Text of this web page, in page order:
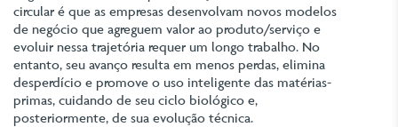
circular é que as empresas desenvolvam novos modelos
de negócio que agreguem valor ao produto/serviço e
evoluir nessa trajetória requer um longo trabalho. No
entanto, seu avanço resulta em menos perdas, elimina
desperdício e promove o uso inteligente das matérias-
primas, cuidando de seu ciclo biológico e,
posteriormente, de sua evolução técnica.